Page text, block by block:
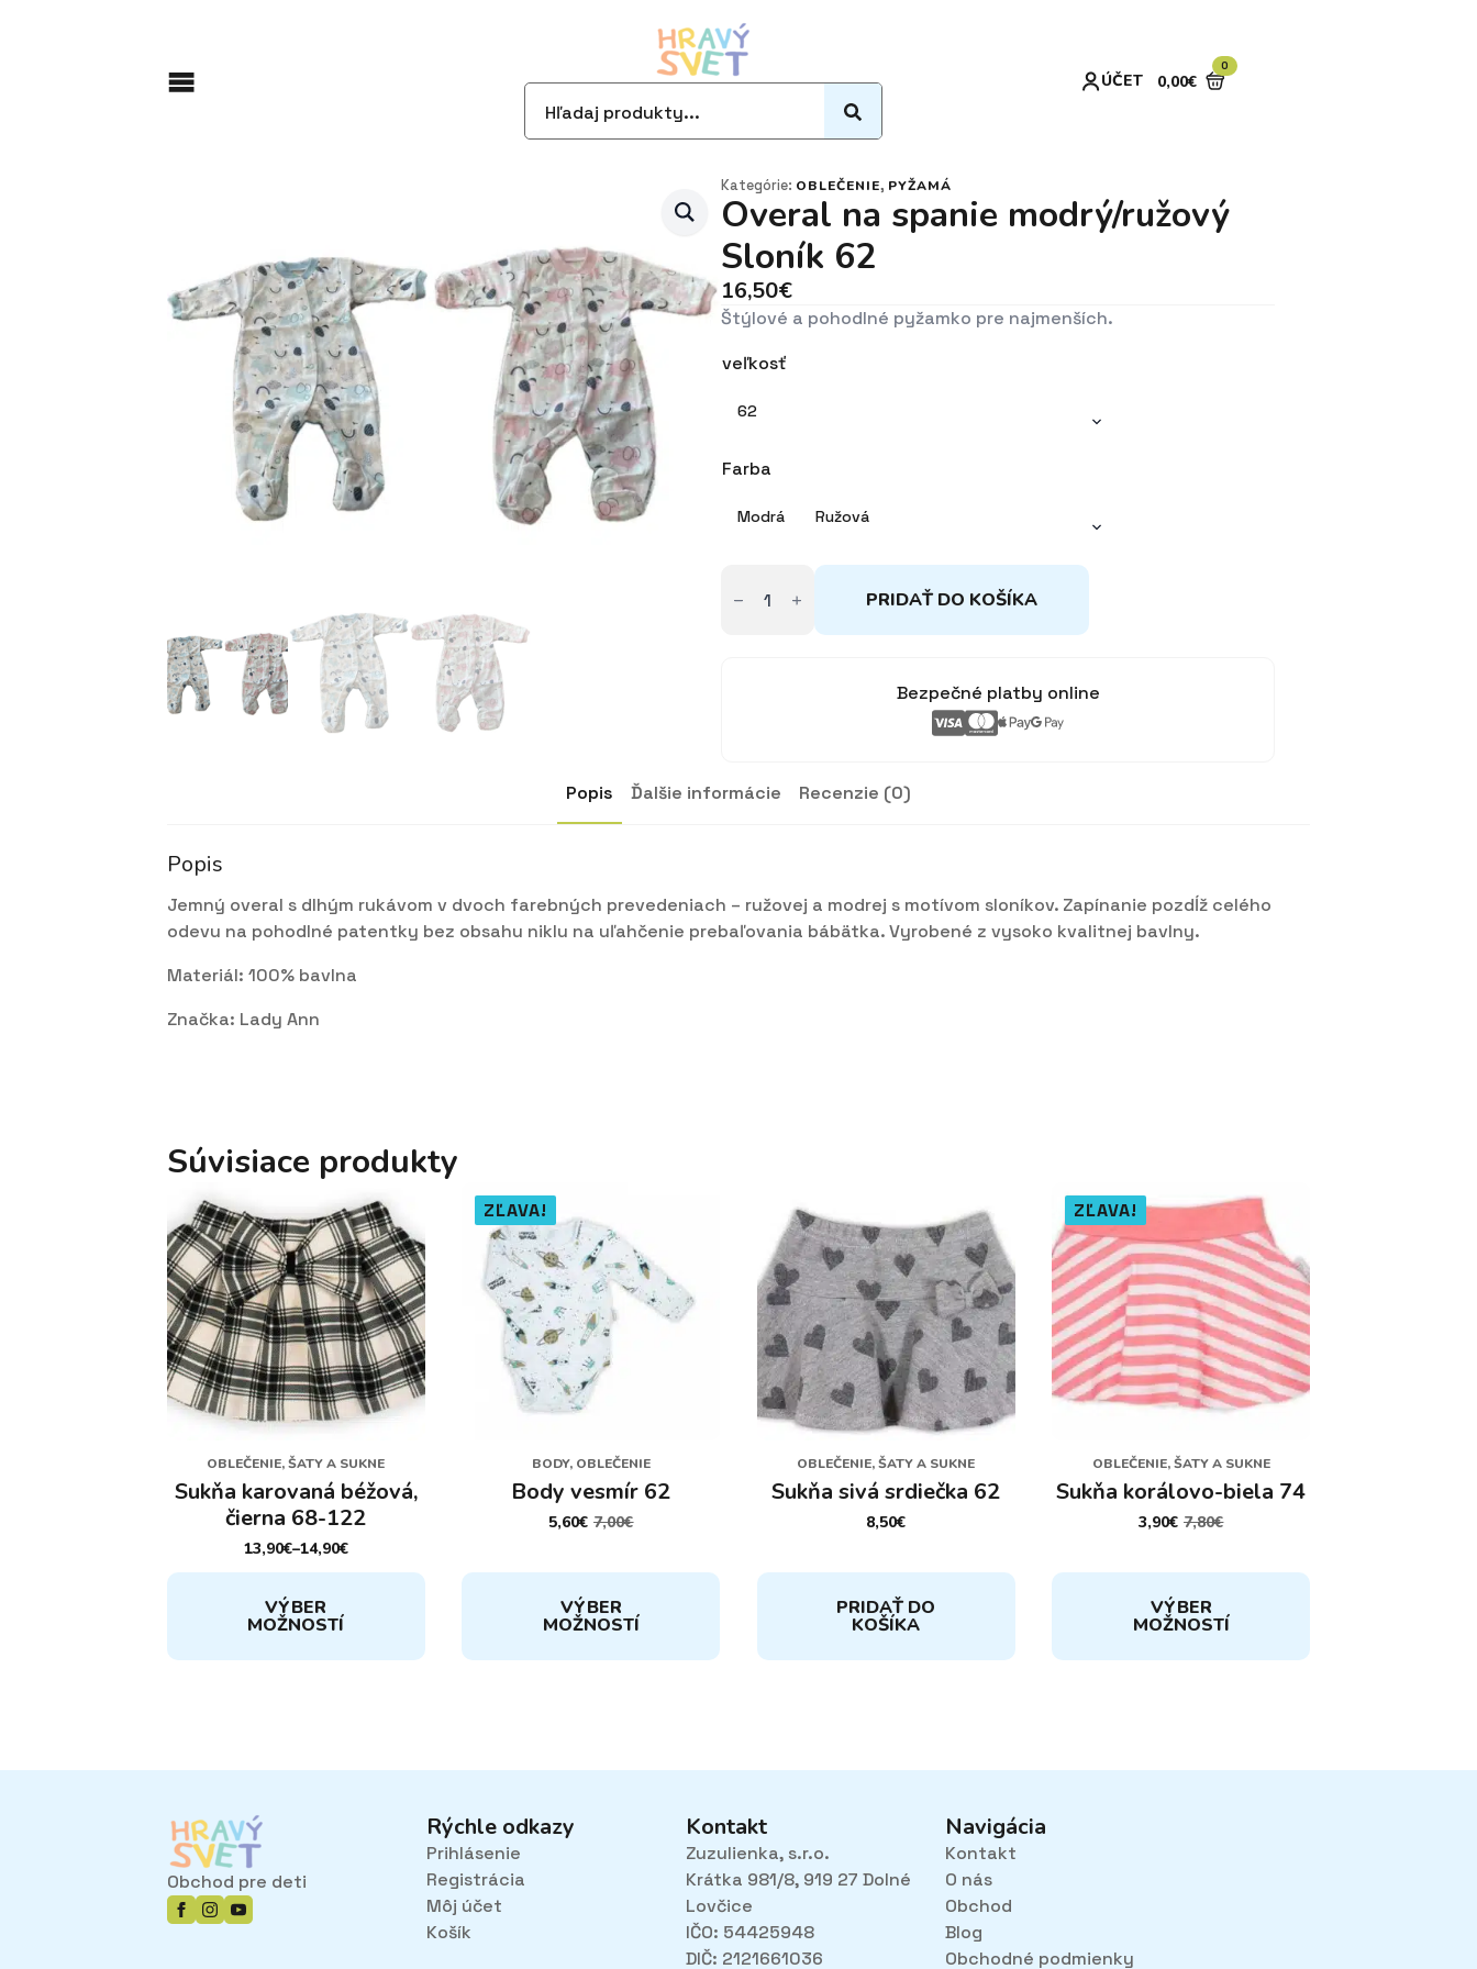
ÚČET 0,00€
0
Kategórie: OBLEČENIE, PYŽAMÁ
Overal na spanie modrý/ružový
Sloník 62
16,50€
Štýlové a pohodlné pyžamko pre najmenších.
veľkosť
62
Farba
Modrá Ružová
Overal
na
modrý/ružový
PRIDAŤ DO KOŠÍKA
Bezpečné platby online
Popis Ďalšie informácie Recenzie (0)
Popis
Jemný overal s dlhým rukávom v dvoch farebných prevedeniach – ružovej a modrej s motívom sloníkov. Zapínanie pozdĺž celého
odevu na pohodlné patentky bez obsahu niklu na uľahčenie prebaľovania bábätka. Vyrobené z vysoko kvalitnej bavlny.
Materiál: 100% bavlna
Značka: Lady Ann
Súvisiace produkty
OBLEČENIE, ŠATY A SUKNE
Sukňa karovaná béžová,
čierna 68-122
13,90€–14,90€
PRICE
RANGE:
THROUGH
14,90€
VÝBER
MOŽNOSTÍ
Tento
viacero
môžete
na
stránke
produktu.
ZĽAVA!
BODY, OBLEČENIE
Body vesmír 62
7,00€
PÔVODNÁ
5,60€ AKTUÁLNA
VÝBER
MOŽNOSTÍ
Tento
viacero
môžete
na
stránke
produktu.
OBLEČENIE, ŠATY A SUKNE
Sukňa sivá srdiečka 62
8,50€
PRIDAŤ DO
KOŠÍKA
ZĽAVA!
OBLEČENIE, ŠATY A SUKNE
Sukňa korálovo-biela 74
7,80€
PÔVODNÁ
3,90€ AKTUÁLNA
VÝBER
MOŽNOSTÍ
Tento
viacero
môžete
Obchod pre deti
Rýchle odkazy
Prihlásenie
Registrácia
Môj účet
Košík
Kontakt
Zuzulienka, s.r.o.
Krátka 981/8, 919 27 Dolné
Lovčice
IČO: 54425948
DIČ: 2121661036
Navigácia
Kontakt
O nás
Obchod
Blog
Obchodné podmienky